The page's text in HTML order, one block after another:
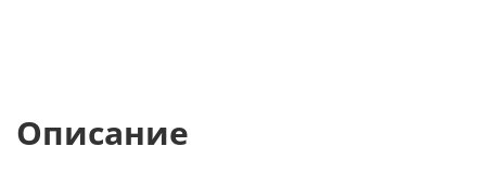
Описание